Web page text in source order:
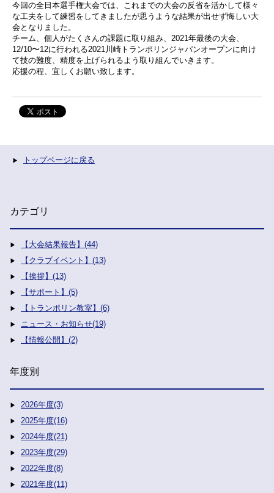
今回の全日本選手権大会では、これまでの大会の反省を活かして様々
な工夫をして練習をしてきましたが思うような結果が出せず悔しい大
会となりました。
チーム、個人がたくさんの課題に取り組み、2021年最後の大会、
12/10〜12に行われる2021川崎トランポリンジャパンオープンに向け
て技の難度、精度を上げられるよう取り組んでいきます。
応援の程、宜しくお願い致します。
トップページに戻る
カテゴリ
【大会結果報告】(44)
【クラブイベント】(13)
【挨拶】(13)
【サポート】(5)
【トランポリン教室】(6)
ニュース・お知らせ(19)
【情報公開】(2)
年度別
2026年度(3)
2025年度(16)
2024年度(21)
2023年度(29)
2022年度(8)
2021年度(11)